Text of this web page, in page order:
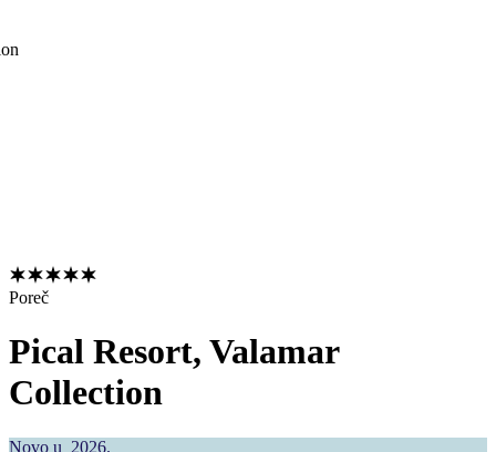
Poreč
Pical Resort, Valamar
Collection
Novo u 2026.